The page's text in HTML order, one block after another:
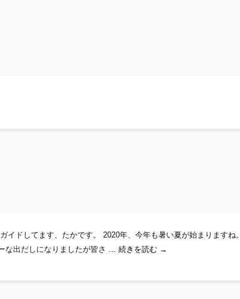
ドしてます、たかです。 2020年、今年も暑い夏が始まりますね。
な出だしになりましたが皆さ … 続きを読む 海と川
→